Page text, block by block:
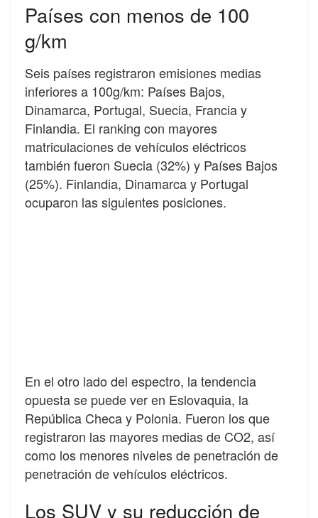
Países con menos de 100
g/km
Seis países registraron emisiones medias
inferiores a 100g/km: Países Bajos,
Dinamarca, Portugal, Suecia, Francia y
Finlandia. El ranking con mayores
matriculaciones de vehículos eléctricos
también fueron Suecia (32%) y Países Bajos
(25%). Finlandia, Dinamarca y Portugal
ocuparon las siguientes posiciones.
En el otro lado del espectro, la tendencia
opuesta se puede ver en Eslovaquia, la
República Checa y Polonia. Fueron los que
registraron las mayores medias de CO2, así
como los menores niveles de penetración de
penetración de vehículos eléctricos.
Los SUV y su reducción de